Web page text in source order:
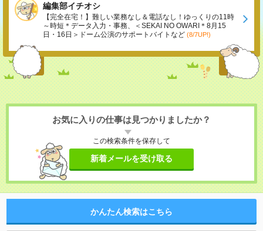
編集部イチオシ
【完全在宅！】難しい業務なし＆電話なし！ゆっくりの11時
～時短＊データ入力・事務、＜SEKAI NO OWARI＊8月15
日・16日＞ドーム公演のサポートバイトなど (8/7UP!)
お気に入りの仕事は見つかりましたか？
この検索条件を保存して
新着メールを受け取る
かんたん検索はこちら